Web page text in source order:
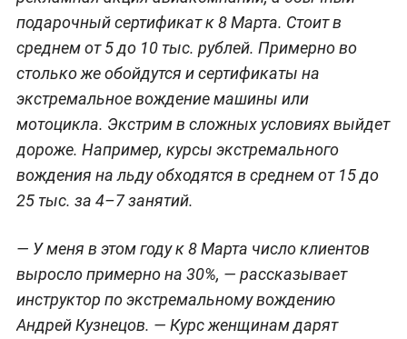
подарочный сертификат к 8 Марта. Стоит в
среднем от 5 до 10 тыс. рублей. Примерно во
столько же обойдутся и сертификаты на
экстремальное вождение машины или
мотоцикла. Экстрим в сложных условиях выйдет
дороже. Например, курсы экстремального
вождения на льду обходятся в среднем от 15 до
25 тыс. за 4–7 занятий.
— У меня в этом году к 8 Марта число клиентов
выросло примерно на 30%, — рассказывает
инструктор по экстремальному вождению
Андрей Кузнецов. — Курс женщинам дарят